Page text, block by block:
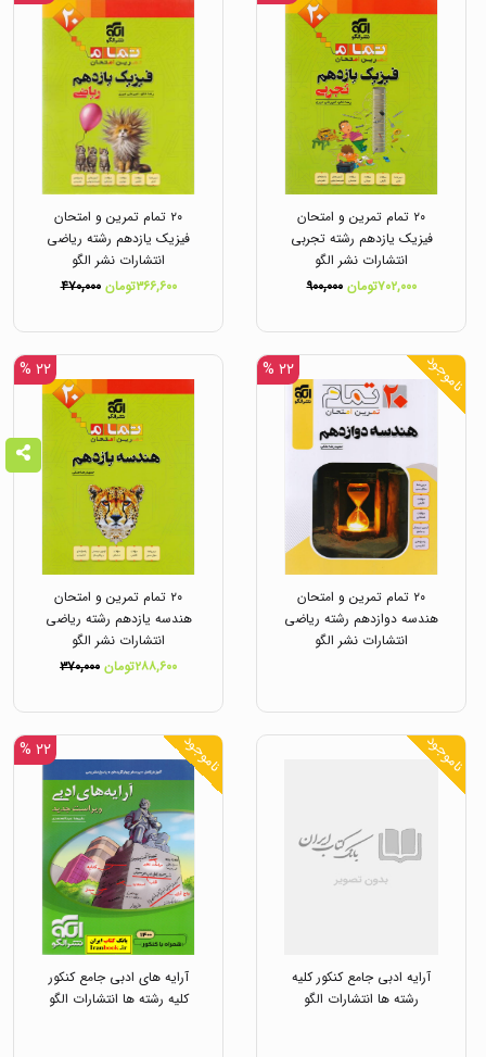
۲۰ تمام تمرین و امتحان
فیزیک یازدهم رشته تجربی
انتشارات نشر الگو
۷۰۲,۰۰۰تومان
۹۰۰,۰۰۰
۲۰ تمام تمرین و امتحان
فیزیک یازدهم رشته ریاضی
انتشارات نشر الگو
۳۶۶,۶۰۰تومان
۴۷۰,۰۰۰
ناموجود ۲۲ %
۲۰ تمام تمرین و امتحان
هندسه دوازدهم رشته ریاضی
انتشارات نشر الگو
۲۲ %
۲۰ تمام تمرین و امتحان
هندسه یازدهم رشته ریاضی
انتشارات نشر الگو
۲۸۸,۶۰۰تومان
۳۷۰,۰۰۰
ناموجود
آرایه ادبی جامع کنکور کلیه
رشته ها انتشارات الگو
ناموجود ۲۲ %
آرایه های ادبی جامع کنکور
کلیه رشته ها انتشارات الگو